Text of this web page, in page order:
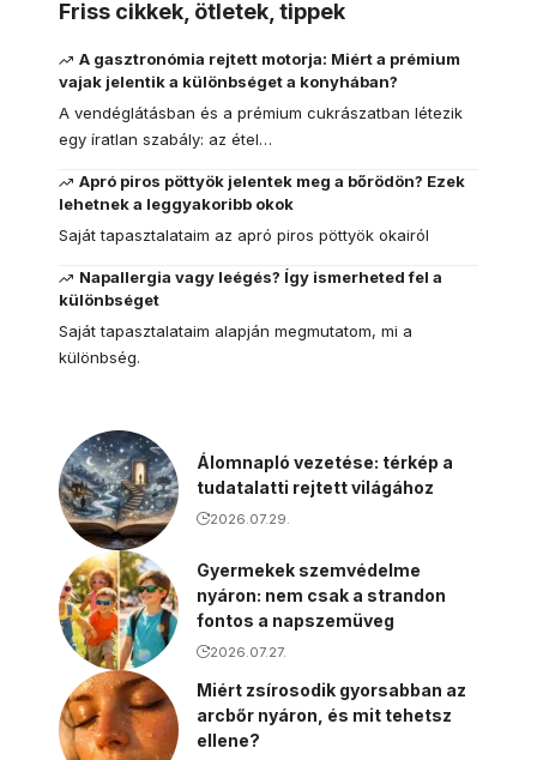
Friss cikkek, ötletek, tippek
A gasztronómia rejtett motorja: Miért a prémium
vajak jelentik a különbséget a konyhában?
A vendéglátásban és a prémium cukrászatban létezik
egy íratlan szabály: az étel…
Apró piros pöttyök jelentek meg a bőrödön? Ezek
lehetnek a leggyakoribb okok
Saját tapasztalataim az apró piros pöttyök okairól
Napallergia vagy leégés? Így ismerheted fel a
különbséget
Saját tapasztalataim alapján megmutatom, mi a
különbség.
Álomnapló vezetése: térkép a
tudatalatti rejtett világához
2026.07.29.
Gyermekek szemvédelme
nyáron: nem csak a strandon
fontos a napszemüveg
2026.07.27.
Miért zsírosodik gyorsabban az
arcbőr nyáron, és mit tehetsz
ellene?